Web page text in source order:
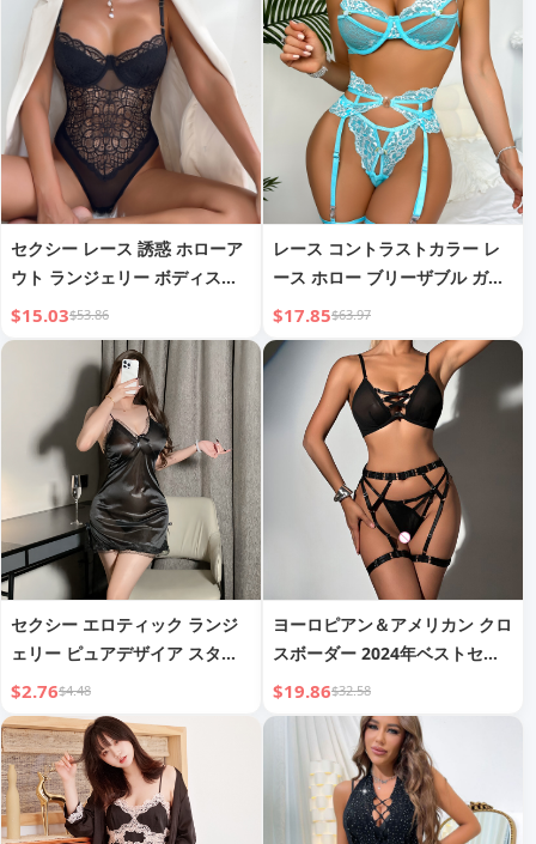
セクシー レース 誘惑 ホローア
ウト ランジェリー ボディスー
ツ
$15.03$53.86
レース コントラストカラー レ
ース ホロー ブリーザブル ガー
ター ランジェリーセット
$17.85$63.97
セクシー エロティック ランジ
ェリー ピュアデザイア スタイ
ル キャミソール スリープドレ
ス 女性用, 薄手レース, 微妙な
デザイン, スリット, 簡単着脱
パジャマセット 8550
$2.76$4.48
ヨーロピアン＆アメリカン クロ
スボーダー 2024年ベストセラ
ー ランジェリーセット ブラ G
ストリング ストラップ シース
ルー セクシー スリーピースセ
ット レディース
$19.86$32.58